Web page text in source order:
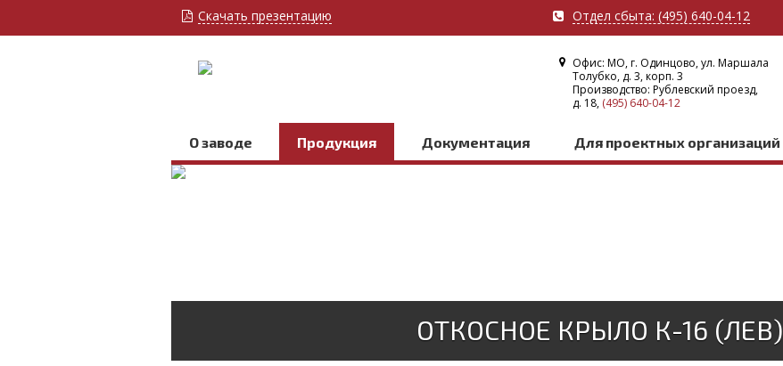
Скачать презентацию Отдел сбыта: (495) 640-04-12
Офис: МО, г. Одинцово, ул. Маршала
Толубко, д. 3, корп. 3
Производство: Рублевский проезд,
д. 18, (495) 640-04-12
О заводе Продукция Документация Для проектных организаций
ОТКОСНОЕ КРЫЛО К-16 (ЛЕВ)